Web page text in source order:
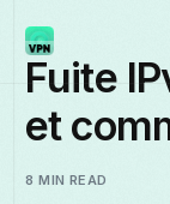
Fuite
et
8 MIN READ